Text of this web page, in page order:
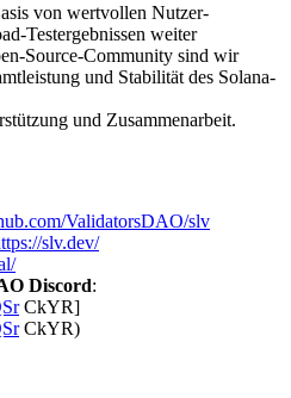
von wertvollen Nutzer-
Testergebnissen weiter
Source-Community sind wir
und Stabilität des Solana-
und Zusammenarbeit.
ValidatorsDAO/slv
slv.dev/
Discord:
CkYR]
CkYR)